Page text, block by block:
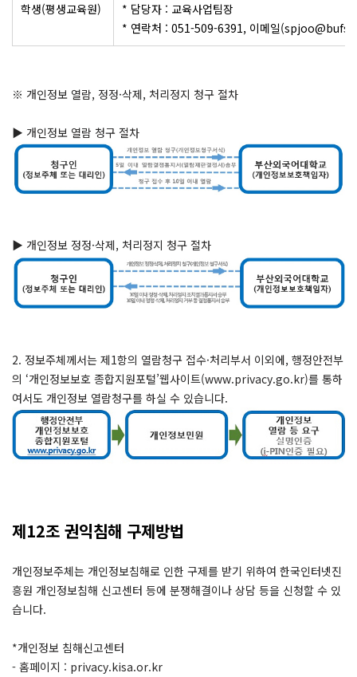
학생(평생교육원)
* 담당자 : 교육사업팀장
* 연락처 : 051-509-6391, 이메일
※ 개인정보 열람, 정정·삭제, 처리정지 청구 절차
▶ 개인정보 열람 청구 절차
▶ 개인정보 정정·삭제, 처리정지 청구 절차
2. 정보주체께서는 제1항의 열람청구 접수·처리부서 이외에, 행정안전부
의 ‘개인정보보호 종합지원포털’웹사이트(www.privacy.go.kr)를 통하
여서도 개인정보 열람청구를 하실 수 있습니다.
제12조 권익침해 구제방법
개인정보주체는 개인정보침해로 인한 구제를 받기 위하여 한국인터넷진
흥원 개인정보침해 신고센터 등에 분쟁해결이나 상담 등을 신청할 수 있
습니다.
*개인정보 침해신고센터
- 홈페이지 : privacy.kisa.or.kr